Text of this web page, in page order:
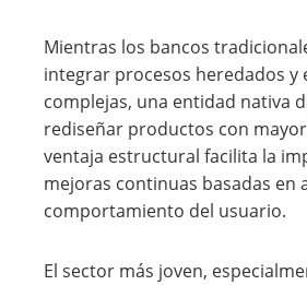
Mientras los bancos
integrar procesos heredados y
complejas, una entidad nativa
rediseñar productos con
ventaja estructural facilita la
mejoras continuas basadas en
comportamiento del usuario.
El sector más joven,